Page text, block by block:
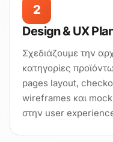
2
Design & UX
Σχεδιάζουμε την
κατηγορίες
pages layout,
wireframes και
στην user
Γεια χαρά!
Γιώργου -
βοηθήσω